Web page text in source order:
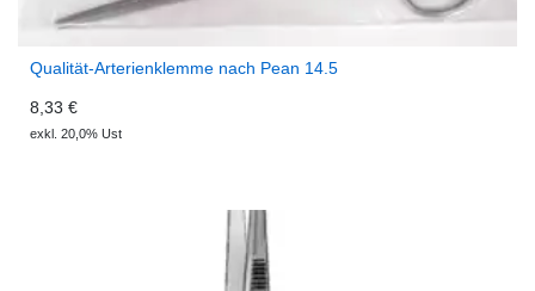
Qualität-Arterienklemme nach Pean 14.5
8,33 €
exkl. 20,0% Ust